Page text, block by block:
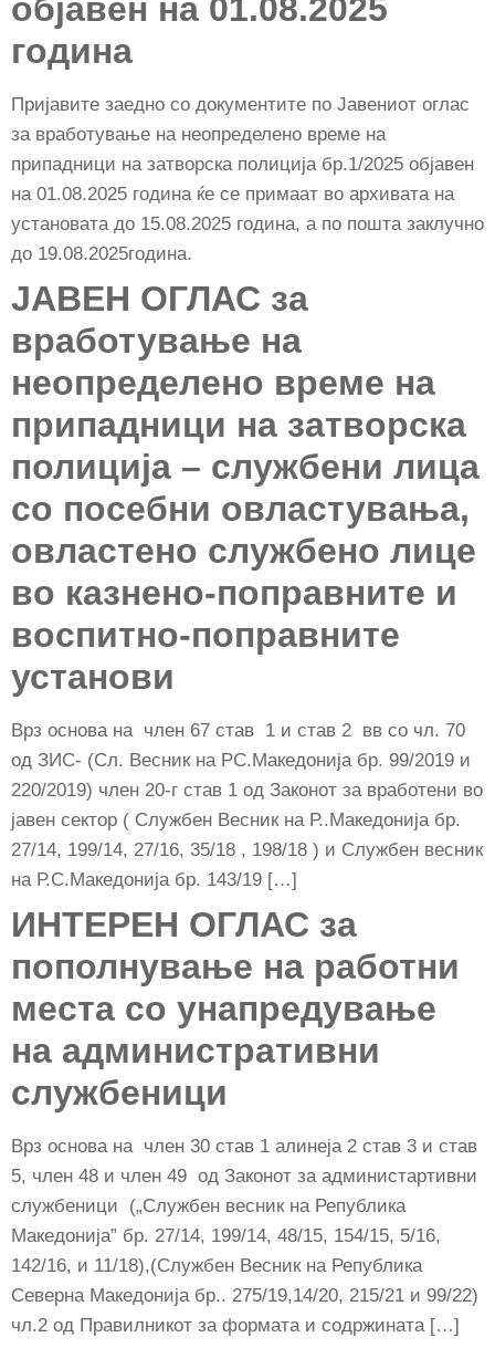
објавен на 01.08.2025
година
Пријавите заедно со документите по Јавениот оглас
за вработување на неопределено време на
припадници на затворска полиција бр.1/2025 објавен
на 01.08.2025 година ќе се примаат во архивата на
установата до 15.08.2025 година, а по пошта заклучно
до 19.08.2025година.
JAВЕН ОГЛАС за
вработување на
неопределено време на
припадници на затворска
полиција – службени лица
со посебни овластувања,
овластено службено лице
во казнено-поправните и
воспитно-поправните
установи
Врз основа на член 67 став 1 и став 2 вв со чл. 70
од ЗИС- (Сл. Весник на РС.Македонија бр. 99/2019 и
220/2019) член 20-г став 1 oд Законот за вработени во
јавен сектор ( Службен Весник на Р..Македонија бр.
27/14, 199/14, 27/16, 35/18 , 198/18 ) и Службен весник
на Р.С.Македонија бр. 143/19 […]
ИНТЕРЕН ОГЛАС за
пополнување на работни
места со унапредување
на административни
службеници
Врз основа на член 30 став 1 алинеја 2 став 3 и став
5, член 48 и член 49 од Законот за администартивни
службеници („Службен весник на Република
Македонија” бр. 27/14, 199/14, 48/15, 154/15, 5/16,
142/16, и 11/18),(Службен Весник на Република
Северна Македонија бр.. 275/19,14/20, 215/21 и 99/22)
чл.2 од Правилникот за формата и содржината […]